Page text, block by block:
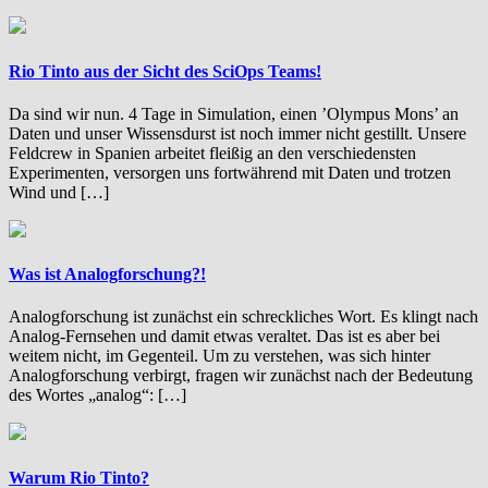
Rio Tinto aus der Sicht des SciOps Teams!
Da sind wir nun. 4 Tage in Simulation, einen ’Olympus Mons’ an
Daten und unser Wissensdurst ist noch immer nicht gestillt. Unsere
Feldcrew in Spanien arbeitet fleißig an den verschiedensten
Experimenten, versorgen uns fortwährend mit Daten und trotzen
Wind und […]
Was ist Analogforschung?!
Analogforschung ist zunächst ein schreckliches Wort. Es klingt nach
Analog-Fernsehen und damit etwas veraltet. Das ist es aber bei
weitem nicht, im Gegenteil. Um zu verstehen, was sich hinter
Analogforschung verbirgt, fragen wir zunächst nach der Bedeutung
des Wortes „analog“: […]
Warum Rio Tinto?